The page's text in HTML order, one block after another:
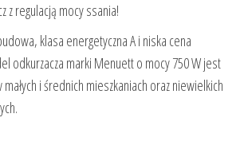
z regulacją mocy ssania!
klasa energetyczna A i niska cena
odkurzacza marki Menuett o mocy 750 W jest
i średnich mieszkaniach oraz niewielkich